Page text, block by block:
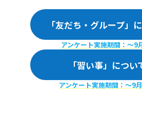
「友だち・グループ」
アンケート実施期間：〜9
「習い事」につい
アンケート実施期間：〜9